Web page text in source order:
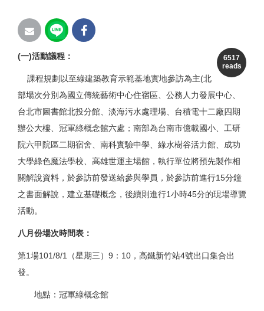
6517
reads
(一)活動議程：
課程規劃以至綠建築教育示範基地實地參訪為主(北
部場次分別為國立傳統藝術中心住宿區、公務人力發展中心、
台北市圖書館北投分館、淡海污水處理場、台積電十二廠四期
辦公大樓、冠軍綠概念館六處；南部為台南市億載國小、工研
院六甲院區二期宿舍、南科實驗中學、綠水樹谷活力館、成功
大學綠色魔法學校、高雄世運主場館，執行單位將預先製作相
關解說資料，於參訪前發送給參與學員，於參訪前進行15分鐘
之書面解說，建立基礎概念，後續則進行1小時45分的現場導覽
活動。
八月份場次時間表：
第1場101/8/1（星期三）9：10，高鐵新竹站4號出口集合出
發。
地點：冠軍綠概念館